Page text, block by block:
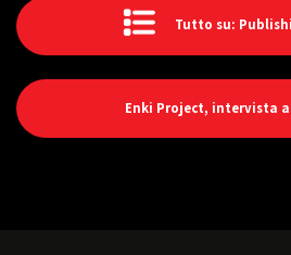
Tutto su:
Enki Project, intervista